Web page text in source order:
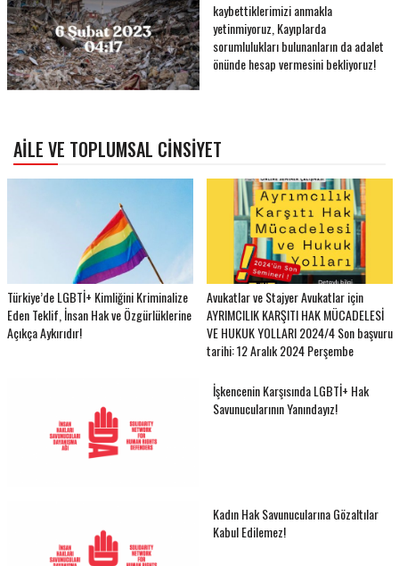
kaybettiklerimizi anmakla
yetinmiyoruz, Kayıplarda
sorumlulukları bulunanların da adalet
önünde hesap vermesini bekliyoruz!
AILE VE TOPLUMSAL CINSIYET
Türkiye’de LGBTİ+ Kimliğini Kriminalize
Eden Teklif, İnsan Hak ve Özgürlüklerine
Açıkça Aykırıdır!
Avukatlar ve Stajyer Avukatlar için
AYRIMCILIK KARŞITI HAK MÜCADELESİ
VE HUKUK YOLLARI 2024/4 Son başvuru
tarihi: 12 Aralık 2024 Perşembe
İşkencenin Karşısında LGBTİ+ Hak
Savunucularının Yanındayız!
Kadın Hak Savunucularına Gözaltılar
Kabul Edilemez!